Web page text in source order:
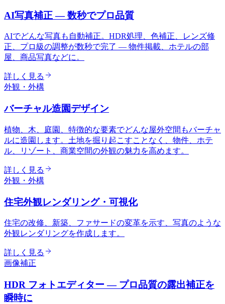
AI写真補正 — 数秒でプロ品質
AIでどんな写真も自動補正。HDR処理、色補正、レンズ修
正、プロ級の調整が数秒で完了 — 物件掲載、ホテルの部
屋、商品写真などに。
詳しく見る
外観・外構
バーチャル造園デザイン
植物、木、庭園、特徴的な要素でどんな屋外空間もバーチャ
ルに造園します。土地を掘り起こすことなく、物件、ホテ
ル、リゾート、商業空間の外観の魅力を高めます。
詳しく見る
外観・外構
住宅外観レンダリング・可視化
住宅の改修、新築、ファサードの変革を示す、写真のような
外観レンダリングを作成します。
詳しく見る
画像補正
HDR フォトエディター — プロ品質の露出補正を
瞬時に